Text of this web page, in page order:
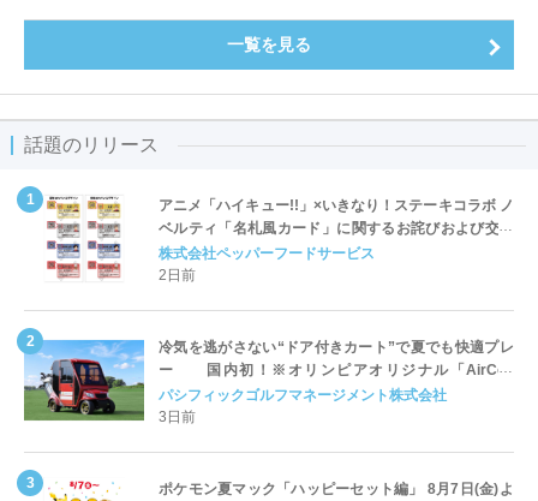
一覧を見る
話題のリリース
アニメ「ハイキュー!!」×いきなり！ステーキコラボ ノ
ベルティ「名札風カード」に関するお詫びおよび交換
対応についてのご案内
株式会社ペッパーフードサービス
2日前
冷気を逃がさない“ドア付きカート”で夏でも快適プレ
ー 国内初！※オリンピアオリジナル「AirCon
Cart（エアコンカート）」導入 | ＰＧＭ
パシフィックゴルフマネージメント株式会社
3日前
ポケモン夏マック「ハッピーセット編」 8月7日(金)よ